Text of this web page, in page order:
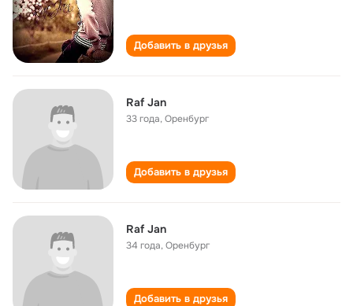
Добавить в друзья
Raf Jan
33 года,Оренбург
Добавить в друзья
Raf Jan
34 года,Оренбург
Добавить в друзья